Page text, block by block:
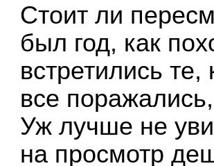
Стоит ли
был год, как
встретились те,
все
Уж лучше не
на просмотр